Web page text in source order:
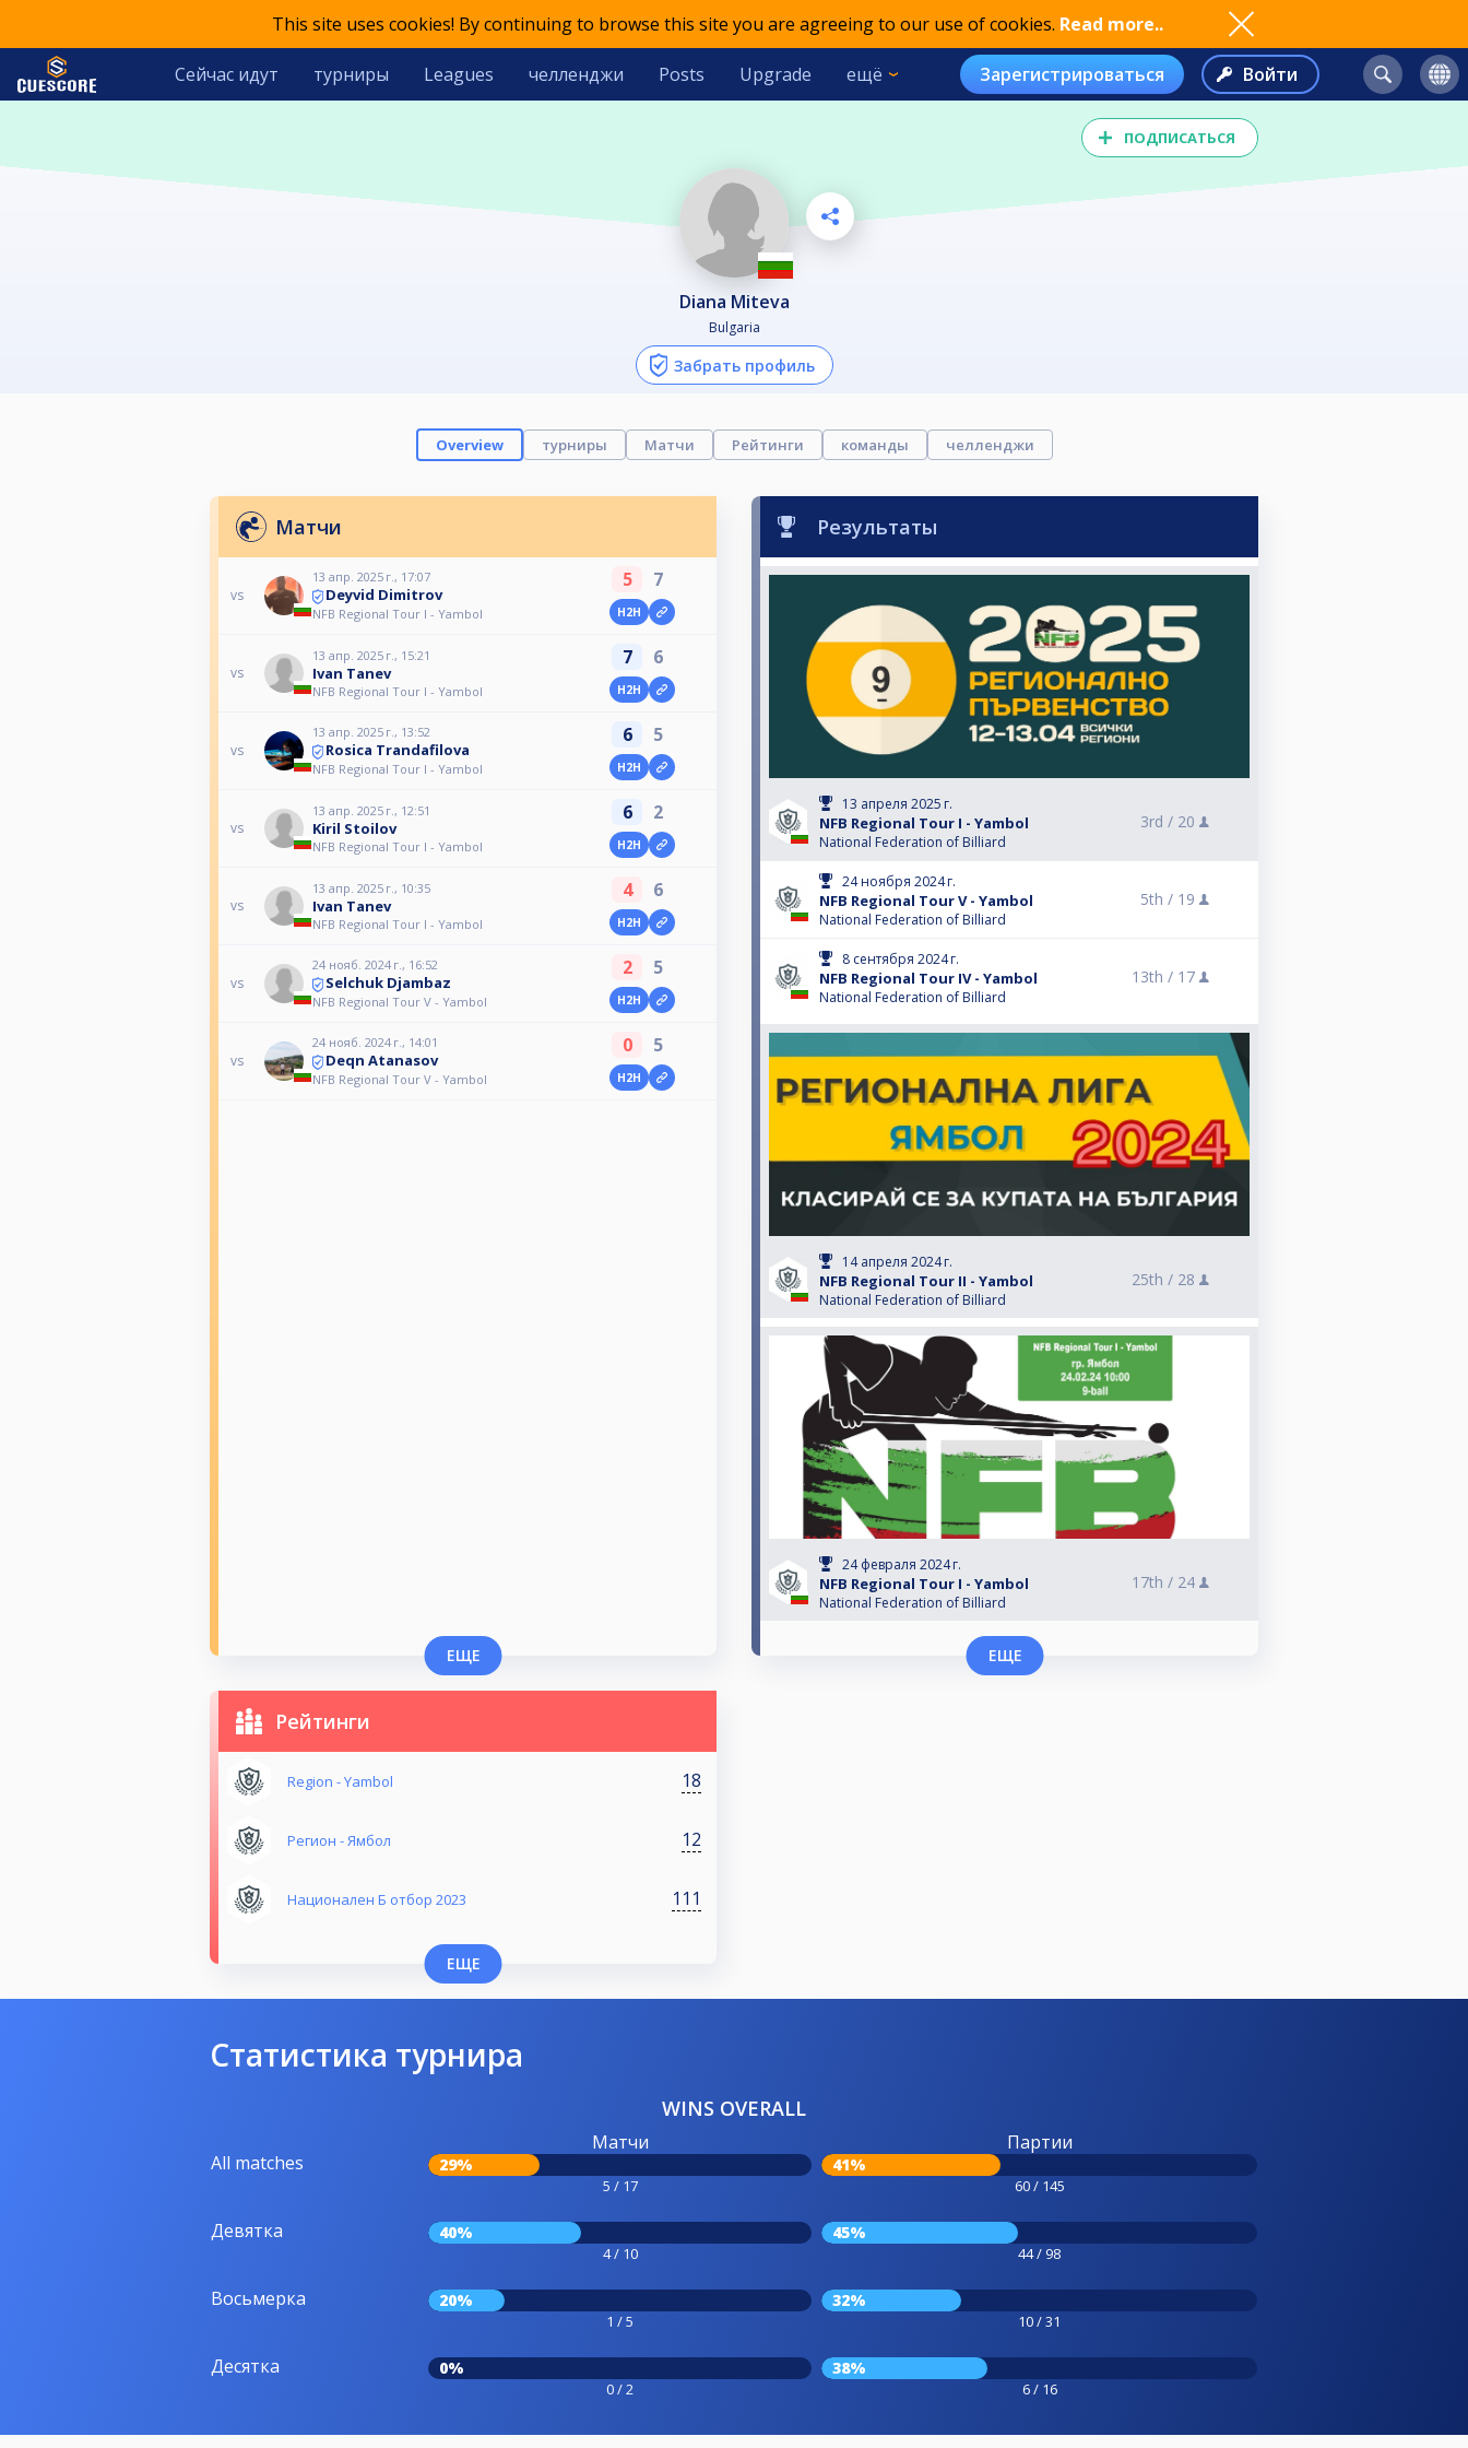
This site uses cookies! By continuing to browse this site you are agreeing to our use of cookies. Read more..
Сейчас идут турниры Leagues челленджи Posts Upgrade ещё Зарегистрироваться Войти
ПОДПИСАТЬСЯ
Diana Miteva
Bulgaria
Забрать профиль
Overview турниры Матчи Рейтинги команды челленджи
Матчи
vs
13 апр. 2025 г., 17:07
Deyvid Dimitrov
NFB Regional Tour I - Yambol
5 7
H2H
vs
13 апр. 2025 г., 15:21
Ivan Tanev
NFB Regional Tour I - Yambol
7 6
H2H
vs
13 апр. 2025 г., 13:52
Rosica Trandafilova
NFB Regional Tour I - Yambol
6 5
H2H
vs
13 апр. 2025 г., 12:51
Kiril Stoilov
NFB Regional Tour I - Yambol
6 2
H2H
vs
13 апр. 2025 г., 10:35
Ivan Tanev
NFB Regional Tour I - Yambol
4 6
H2H
vs
24 нояб. 2024 г., 16:52
Selchuk Djambaz
NFB Regional Tour V - Yambol
2 5
H2H
vs
24 нояб. 2024 г., 14:01
Deqn Atanasov
NFB Regional Tour V - Yambol
0 5
H2H
ЕЩЕ
Результаты
13 апреля 2025 г.
NFB Regional Tour I - Yambol
National Federation of Billiard
3rd / 20
24 ноября 2024 г.
NFB Regional Tour V - Yambol
National Federation of Billiard
5th / 19
8 сентября 2024 г.
NFB Regional Tour IV - Yambol
National Federation of Billiard
13th / 17
14 апреля 2024 г.
NFB Regional Tour II - Yambol
National Federation of Billiard
25th / 28
24 февраля 2024 г.
NFB Regional Tour I - Yambol
National Federation of Billiard
17th / 24
ЕЩЕ
Рейтинги
Region - Yambol 18
Регион - Ямбол 12
Национален Б отбор 2023 111
ЕЩЕ
Статистика турнира
WINS OVERALL
All matches
Матчи
29%
5 / 17
Партии
41%
60 / 145
Девятка 40%
4 / 10
45%
44 / 98
Восьмерка 20%
1 / 5
32%
10 / 31
Десятка 0%
0 / 2
38%
6 / 16